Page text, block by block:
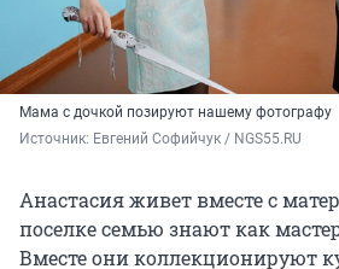
Мама с дочкой позируют нашему фотографу
Источник: Евгений Софийчук / NGS55.RU
Анастасия живет вместе с
поселке семью знают как
Вместе они коллекционируют